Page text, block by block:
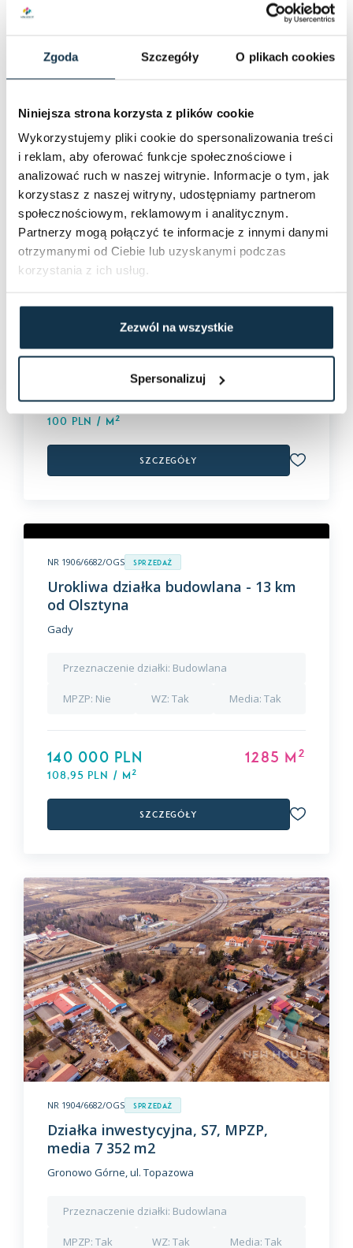
Zgoda Szczegóły O plikach cookies
Niniejsza strona korzysta z plików cookie
Wykorzystujemy pliki cookie do spersonalizowania treści
i reklam, aby oferować funkcje społecznościowe i
analizować ruch w naszej witrynie. Informacje o tym, jak
korzystasz z naszej witryny, udostępniamy partnerom
społecznościowym, reklamowym i analitycznym.
Partnerzy mogą połączyć te informacje z innymi danymi
otrzymanymi od Ciebie lub uzyskanymi podczas
korzystania z ich usług.
Zezwól na wszystkie
Spersonalizuj
299 000 PLN
44,63 PLN / m
6700 m
NR 1907/6682/OGS Sprzedaż
Urokliwa działka budowlana - 13 km
od Olsztyna
Gady
120 000 PLN
100 PLN / m2
1141 m2
Szczegóły
NR 1906/6682/OGS Sprzedaż
Urokliwa działka budowlana - 13 km
od Olsztyna
Gady
Przeznaczenie działki: Budowlana
MPZP: Nie WZ: Tak Media: Tak
140 000 PLN
108,95 PLN / m2
1285 m 2
Szczegóły
NR 1904/6682/OGS Sprzedaż
Działka inwestycyjna, S7, MPZP,
media 7 352 m2
Gronowo Górne, ul. Topazowa
Przeznaczenie działki: Budowlana
MPZP: Tak WZ:Tak Media: Tak